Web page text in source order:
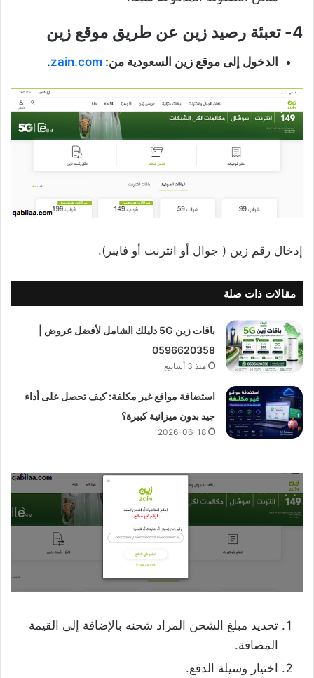
4- تعبئة رصيد زين عن طريق موقع زين
الدخول إلى موقع زين السعودية من: zain.com
.
إدخال رقم زين ( جوال أو انترنت أو فايبر).
مقالات ذات صلة
باقات زين 5G دليلك الشامل لأفضل عروض |
0596620358
منذ 3 أسابيع
استضافة مواقع غير مكلفة: كيف تحصل على أداء
جيد بدون ميزانية كبيرة؟
2026-06-18
تحديد مبلغ الشحن المراد شحنه بالإضافة إلى القيمة
المضافة.
اختيار وسيلة الدفع.